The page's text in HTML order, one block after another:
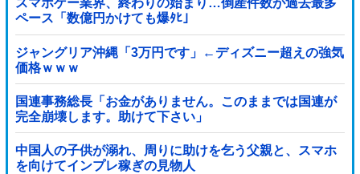
スマホゲー業界、終わりの始まり…倒産件数が過去最多
ペース「数億円かけても爆ﾀﾋ」
ジャングリア沖縄「3万円です」←ディズニー超えの強気
価格ｗｗｗ
国連事務総長「お金がありません。このままでは国連が
完全崩壊します。助けて下さい」
中国人の子供が溺れ、周りに助けを乞う父親と、スマホ
を向けてインプレ稼ぎの見物人